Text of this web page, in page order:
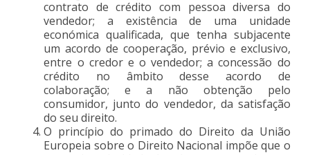
contrato de crédito com pessoa diversa do
vendedor; a existência de uma unidade
económica qualificada, que tenha subjacente
um acordo de cooperação, prévio e exclusivo,
entre o credor e o vendedor; a concessão do
crédito no âmbito desse acordo de
colaboração; e a não obtenção pelo
consumidor, junto do vendedor, da satisfação
do seu direito.
O princípio do primado do Direito da União
Europeia sobre o Direito Nacional impõe que o